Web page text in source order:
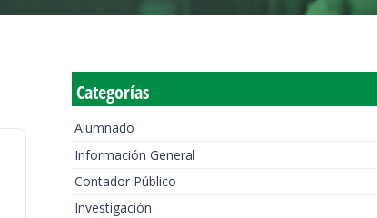
Categorías
Alumnado
Información General
Contador Público
Investigación